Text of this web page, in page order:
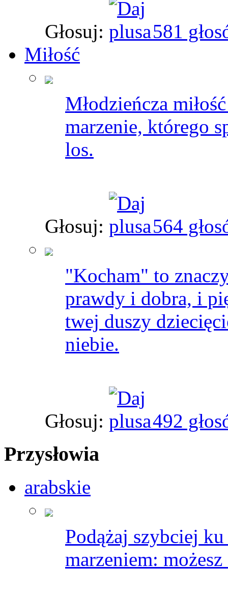
Głosuj:
581
Miłość
Młodzieńcza
marzenie, którego
los.
Głosuj: 564
"Kocham" to
prawdy i dobra, i
twej duszy
niebie.
Głosuj: 492
Przysłowia
arabskie
Podążaj szybciej
marzeniem: